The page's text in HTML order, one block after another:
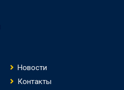
Новости
Контакты